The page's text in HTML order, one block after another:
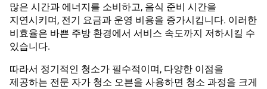
많은 시간과 에너지를 소비하고, 음식 준비 시간을
지연시키며, 전기 요금과 운영 비용을 증가시킵니다. 이러한
비효율은 바쁜 주방 환경에서 서비스 속도까지 저하시킬 수
있습니다.
따라서 정기적인 청소가 필수적이며, 다양한 이점을
제공하는 전문 자가 청소 오븐을 사용하면 청소 과정을 크게